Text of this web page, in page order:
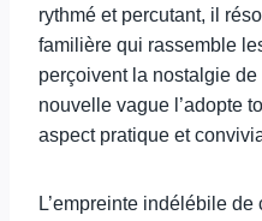
rythmé et percutant, il
familière qui rassemble
perçoivent la nostalgie
nouvelle vague l’adopte
aspect pratique et
L’empreinte indélébile de